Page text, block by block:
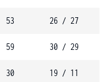
53 26 / 27
59 30 / 29
30 19 / 11